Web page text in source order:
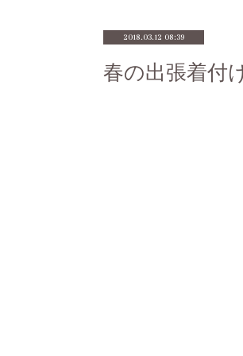
2018.03.12 08:39
春の出張着付